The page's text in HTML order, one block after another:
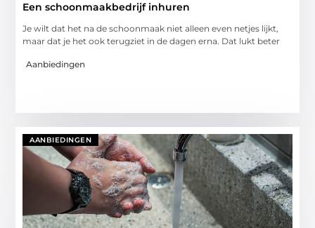
Een schoonmaakbedrijf inhuren
Je wilt dat het na de schoonmaak niet alleen even netjes lijkt,
maar dat je het ook terugziet in de dagen erna. Dat lukt beter
Aanbiedingen
AANBIEDINGEN